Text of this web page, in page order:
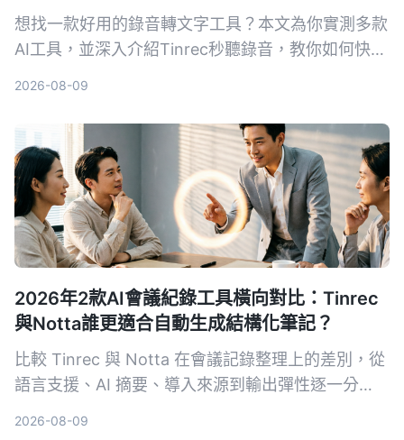
想找一款好用的錄音轉文字工具？本文為你實測多款
AI工具，並深入介紹Tinrec秒聽錄音，教你如何快速
2026-08-09
2026年2款AI會議紀錄工具橫向對比：Tinrec
與Notta誰更適合自動生成結構化筆記？
比較 Tinrec 與 Notta 在會議記錄整理上的差別，從
語言支援、AI 摘要、導入來源到輸出彈性逐一分
2026-08-09